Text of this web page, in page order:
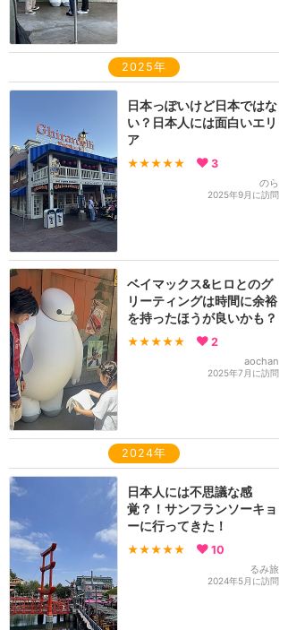
2025年
日本っぽいけど日本ではな
い？日本人には面白いエリ
ア
★★★★★ 3
のら
2025年9月に訪問
ベイマックス&ヒロとのグ
リーティングは時間に余裕
を持ったほうが良いかも？
★★★★★ 2
aochan
2025年7月に訪問
2024年
日本人には不思議な感
覚？！サンフランソーキョ
ーに行ってきた！
★★★★★ 10
るみ旅
2024年5月に訪問